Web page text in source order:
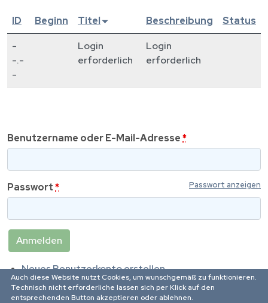
ID Beginn Titel Beschreibung
Status
-
-.-
-
Login
erforderlich
Login
erforderlich
Benutzername oder E-Mail-Adresse*
Passwort* Passwort anzeigen
Neues Benutzerkonto erstellen
Passwort zurücksetzen
Auch diese Website nutzt Cookies, um wunschgemäß zu funktionieren.
Technisch nicht erforderliche lassen sich per Klick auf den
entsprechenden Button akzeptieren oder ablehnen.